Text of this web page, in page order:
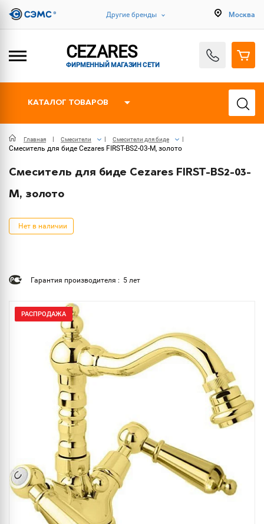
Другие бренды Москва
CEZARES
ФИРМЕННЫЙ МАГАЗИН СЕТИ
КАТАЛОГ ТОВАРОВ
Главная Смесители Смесители для биде
Смеситель для биде Cezares FIRST-BS2-03-M, золото
Смеситель для биде Cezares FIRST-BS2-03-
M, золото
Нет в наличии
Гарантия производителя : 5 лет
РАСПРОДАЖА